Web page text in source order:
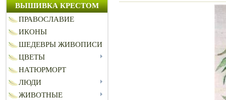
ВЫШИВКА КРЕСТОМ
ПРАВОСЛАВИЕ
ИКОНЫ
ШЕДЕВРЫ ЖИВОПИСИ
ЦВЕТЫ
НАТЮРМОРТ
ЛЮДИ
ЖИВОТНЫЕ